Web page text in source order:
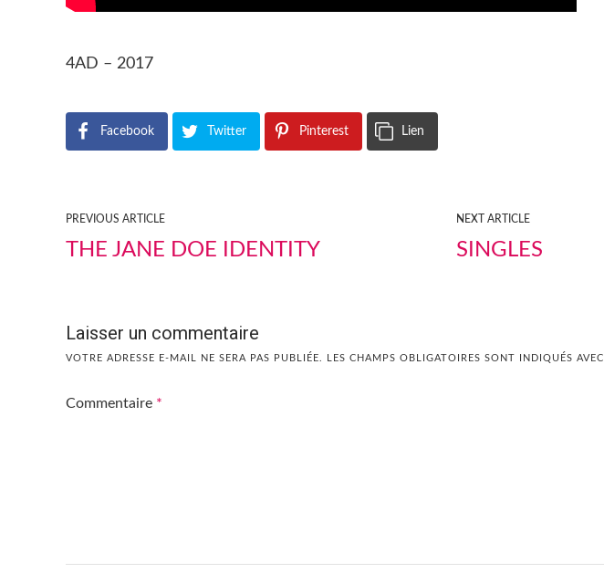
4AD – 2017
Facebook Twitter Pinterest Lien
PREVIOUS ARTICLE
THE JANE DOE IDENTITY
NEXT ARTICLE
SINGLES
Laisser un commentaire
VOTRE ADRESSE E-MAIL NE SERA PAS PUBLIÉE. LES CHAMPS OBLIGATOIRES SONT INDIQUÉS AVEC
Commentaire *